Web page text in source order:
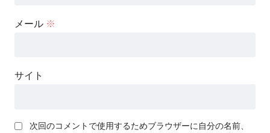
メール ※
サイト
次回のコメントで使用するためブラウザーに自分の名前、